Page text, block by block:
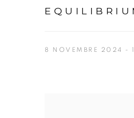
8 NOVEMBRE 2024 -